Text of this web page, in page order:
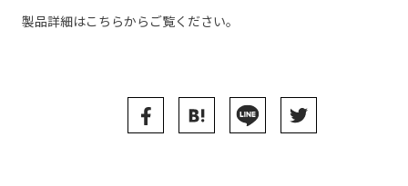
製品詳細はこちらからご覧ください。